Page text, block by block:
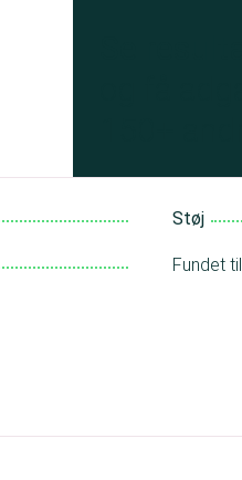
Støj
Fundet til